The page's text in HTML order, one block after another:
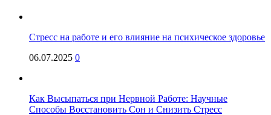
Стресс на работе и его влияние на психическое здоровье
06.07.2025 0
Как Высыпаться при Нервной Работе: Научные
Способы Восстановить Сон и Снизить Стресс